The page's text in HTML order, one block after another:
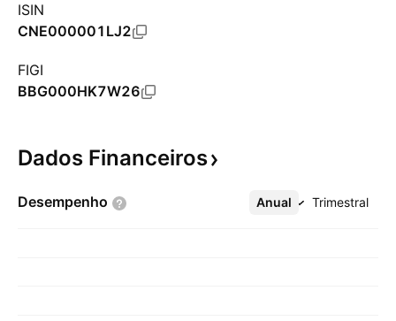
ISIN
CNE000001LJ2
FIGI
BBG000HK7W26
Dados Financeiros
Desempenho Anual Trimestral
Mais